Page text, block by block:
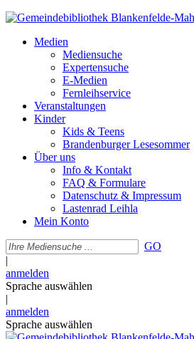
Medien
Mediensuche
Expertensuche
E-Medien
Fernleihservice
Veranstaltungen
Kinder
Kids & Teens
Brandenburger Lesesommer
Über uns
Info & Kontakt
FAQ & Formulare
Datenschutz & Impressum
Lastenrad Leihla
Mein Konto
GO
|
anmelden
Sprache auswählen
|
anmelden
Sprache auswählen